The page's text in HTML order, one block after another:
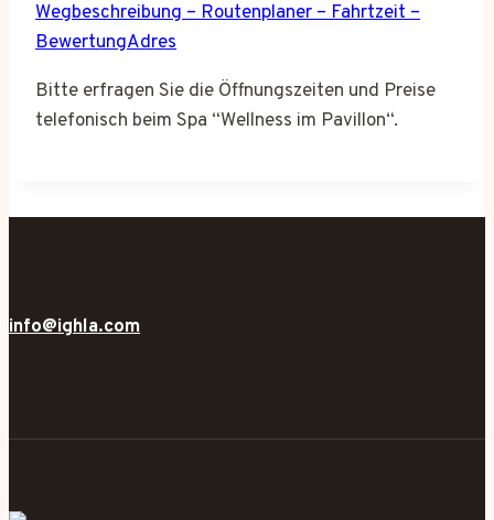
Wegbeschreibung – Routenplaner – Fahrtzeit –
BewertungAdres
Bitte erfragen Sie die Öffnungszeiten und Preise
telefonisch beim Spa “Wellness im Pavillon“.
info@ighla.com